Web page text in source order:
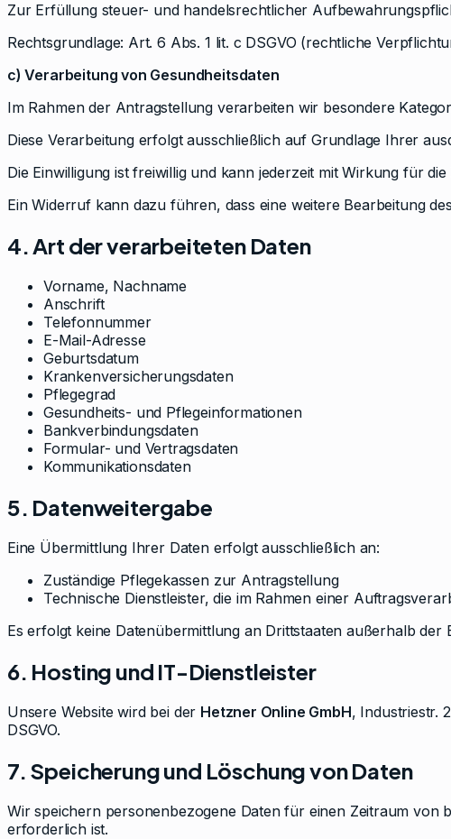
Zur Erfüllung steuer- und handelsrechtlicher
Rechtsgrundlage: Art. 6 Abs. 1 lit. c DSGVO (rechtliche
c) Verarbeitung von Gesundheitsdaten
Im Rahmen der Antragstellung verarbeiten wir besondere
Diese Verarbeitung erfolgt ausschließlich auf Grundlage Ihrer
Die Einwilligung ist freiwillig und kann jederzeit mit Wirkung für
Ein Widerruf kann dazu führen, dass eine weitere Bearbeitung
4. Art der verarbeiteten Daten
Vorname, Nachname
Anschrift
Telefonnummer
E-Mail-Adresse
Geburtsdatum
Krankenversicherungsdaten
Pflegegrad
Gesundheits- und Pflegeinformationen
Bankverbindungsdaten
Formular- und Vertragsdaten
Kommunikationsdaten
5. Datenweitergabe
Eine Übermittlung Ihrer Daten erfolgt ausschließlich an:
Zuständige Pflegekassen zur Antragstellung
Technische Dienstleister, die im Rahmen einer
Es erfolgt keine Datenübermittlung an Drittstaaten außerhalb der
6. Hosting und IT-Dienstleister
Unsere Website wird bei der Hetzner Online GmbH, Industriestr.
DSGVO.
7. Speicherung und Löschung von Daten
Wir speichern personenbezogene Daten für einen Zeitraum
erforderlich ist.